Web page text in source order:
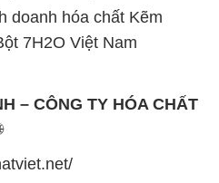
Chất Đắc Trường Phát